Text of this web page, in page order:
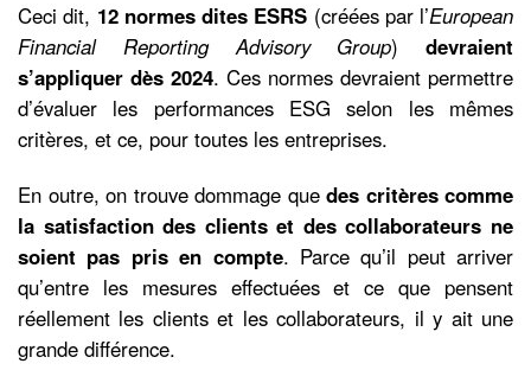
Ceci dit, 12 normes dites ESRS (créées par l’European
Financial Reporting Advisory Group) devraient
s’appliquer dès 2024. Ces normes devraient permettre
d’évaluer les performances ESG selon les mêmes
critères, et ce, pour toutes les entreprises.
En outre, on trouve dommage que des critères comme
la satisfaction des clients et des collaborateurs ne
soient pas pris en compte. Parce qu’il peut arriver
qu’entre les mesures effectuées et ce que pensent
réellement les clients et les collaborateurs, il y ait une
grande différence.